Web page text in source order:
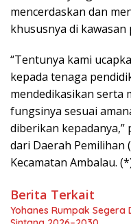
mencerdaskan dan
khususnya di kawasan
“Tentunya kami
kepada tenaga
mendedikasikan serta
fungsinya sesuai
diberikan kepadanya,”
dari Daerah Pemilihan
Kecamatan Ambalau.
Berita Terkait
Yohanes Rumpak Segera